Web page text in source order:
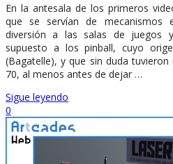
En la antesala de los primeros
que se servían de mecanismos
diversión a las salas de juegos
supuesto a los pinball, cuyo
(Bagatelle), y que sin duda
70, al menos antes de dejar …
Sigue leyendo
0